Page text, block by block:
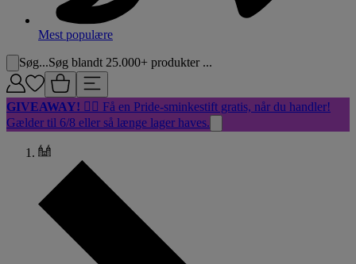
Mest populære
Søg...Søg blandt 25.000+ produkter ...
GIVEAWAY! 🏳️‍🌈 Få en Pride-sminkestift gratis, når du handler!
Gælder til 6/8 eller så længe lager haves.